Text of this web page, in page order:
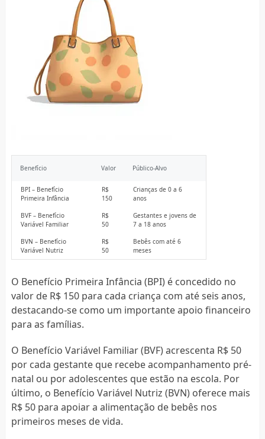
Benefício Valor Público-Alvo
BPI – Benefício
Primeira Infância
R$
150
Crianças de 0 a 6
anos
BVF – Benefício
Variável Familiar
R$
50
Gestantes e jovens de
7 a 18 anos
BVN – Benefício
Variável Nutriz
R$
50
Bebês com até 6
meses
O Benefício Primeira Infância (BPI) é concedido no
valor de R$ 150 para cada criança com até seis anos,
destacando-se como um importante apoio financeiro
para as famílias.
O Benefício Variável Familiar (BVF) acrescenta R$ 50
por cada gestante que recebe acompanhamento pré-
natal ou por adolescentes que estão na escola. Por
último, o Benefício Variável Nutriz (BVN) oferece mais
R$ 50 para apoiar a alimentação de bebês nos
primeiros meses de vida.